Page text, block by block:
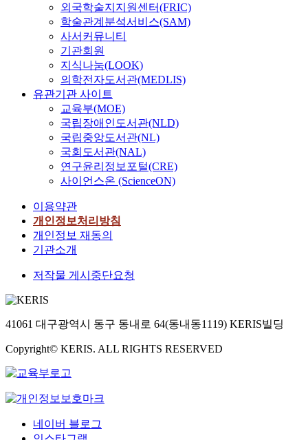
외국학술지지원센터(FRIC)
학술관계분석서비스(SAM)
사서커뮤니티
기관회원
지식나눔(LOOK)
의학전자도서관(MEDLIS)
유관기관 사이트
교육부(MOE)
국립장애인도서관(NLD)
국립중앙도서관(NL)
국회도서관(NAL)
연구윤리정보포털(CRE)
사이언스온 (ScienceON)
이용약관
개인정보처리방침
개인정보 재동의
기관소개
저작물 게시중단요청
41061 대구광역시 동구 동내로 64(동내동1119) KERIS빌딩
Copyright© KERIS. ALL RIGHTS RESERVED
네이버 블로그